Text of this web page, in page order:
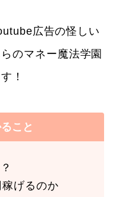
広告の怪しい
のマネー魔法学園
！
こと
げるのか